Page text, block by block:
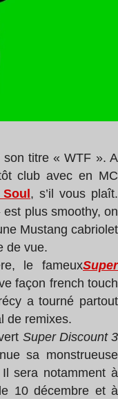
son titre « WTF ». A
club avec en MC
, s’il vous plaît.
plus smoothy, on
Mustang cabriolet
de vue.
le fameuxSuper
façon french touch
a tourné partout
de remixes.
Super Discount 3
sa monstrueuse
Il sera notamment à
le 10 décembre et à